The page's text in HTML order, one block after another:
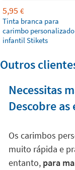
5,95 €
Tinta branca para
carimbo personalizado
infantil Stikets
Outros
Necessitas
Descobre
Os carimbos
muito rápida e
entanto, para